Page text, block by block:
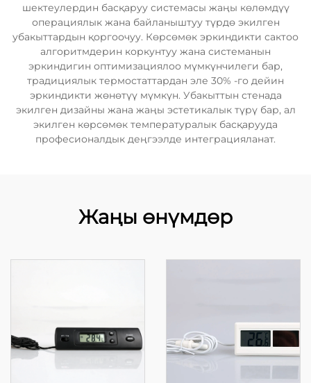
шектеулердин басқаруу системасы жаңы көлөмдүү
операциялык жана байланыштуу түрдө экилген
убакыттардын қоргоочуу. Көрсөмөк эркиндикти сактоо
алгоритмдерин коркунтуу жана системанын
эркиндигин оптимизациялоо мүмкүнчилеги бар,
традициялык термостаттардан эле 30% -го дейин
эркиндикти жөнөтүү мүмкүн. Убакыттын стенада
экилген дизайны жана жаңы эстетикалык түрү бар, ал
экилген көрсөмөк температуралык басқарууда
професионалдык деңгээлде интеграцияланат.
Жаңы өнүмдөр